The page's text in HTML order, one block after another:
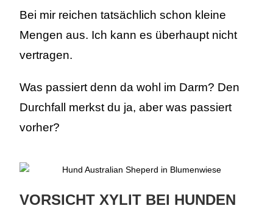
Bei mir reichen tatsächlich schon kleine
Mengen aus. Ich kann es überhaupt nicht
vertragen.
Was passiert denn da wohl im Darm? Den
Durchfall merkst du ja, aber was passiert
vorher?
VORSICHT XYLIT BEI HUNDEN